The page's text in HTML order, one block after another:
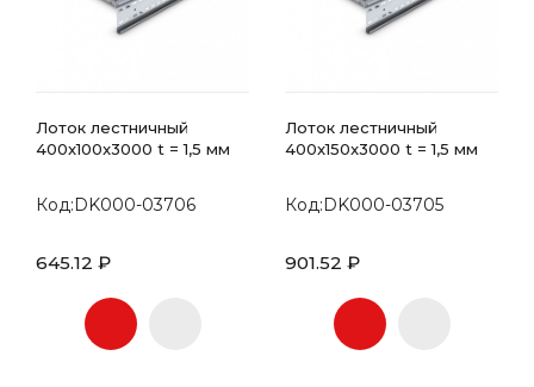
Лоток лестничный
400x100x3000 t = 1,5 мм
Код:DK000-03706
645.12 ₽
Лоток лестничный
400x150x3000 t = 1,5 мм
Код:DK000-03705
901.52 ₽